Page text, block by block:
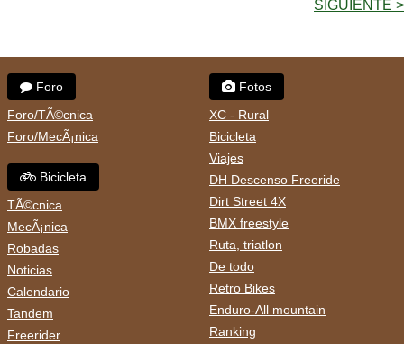
SIGUIENTE >
Foro
Foro/TÃ©cnica
Foro/MecÃ¡nica
Bicicleta
TÃ©cnica
MecÃ¡nica
Robadas
Noticias
Calendario
Tandem
Freerider
Fotos
XC - Rural
Bicicleta
Viajes
DH Descenso Freeride
Dirt Street 4X
BMX freestyle
Ruta, triatlon
De todo
Retro Bikes
Enduro-All mountain
Ranking